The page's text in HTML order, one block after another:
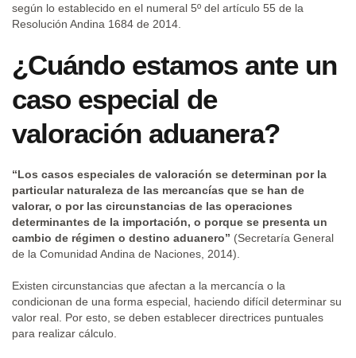
según lo establecido en el numeral 5º del artículo 55 de la
Resolución Andina 1684 de 2014.
¿Cuándo estamos ante un
caso especial de
valoración aduanera?
“Los casos especiales de valoración se determinan por la
particular naturaleza de las mercancías que se han de
valorar, o por las circunstancias de las operaciones
determinantes de la importación, o porque se presenta un
cambio de régimen o destino aduanero” (Secretaría General
de la Comunidad Andina de Naciones, 2014).
Existen circunstancias que afectan a la mercancía o la
condicionan de una forma especial, haciendo difícil determinar su
valor real. Por esto, se deben establecer directrices puntuales
para realizar cálculo.